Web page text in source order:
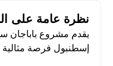
نظرة عامة على
يقدم مشروع باباجان
إسطنبول فرصة مثالية